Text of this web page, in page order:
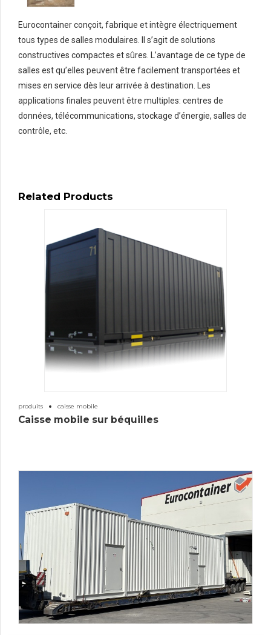
Eurocontainer conçoit, fabrique et intègre électriquement
tous types de salles modulaires. Il s’agit de solutions
constructives compactes et sûres. L’avantage de ce type de
salles est qu’elles peuvent être facilement transportées et
mises en service dès leur arrivée à destination. Les
applications finales peuvent être multiples: centres de
données, télécommunications, stockage d’énergie, salles de
contrôle, etc.
Related Products
produits caisse mobile
Caisse mobile sur béquilles